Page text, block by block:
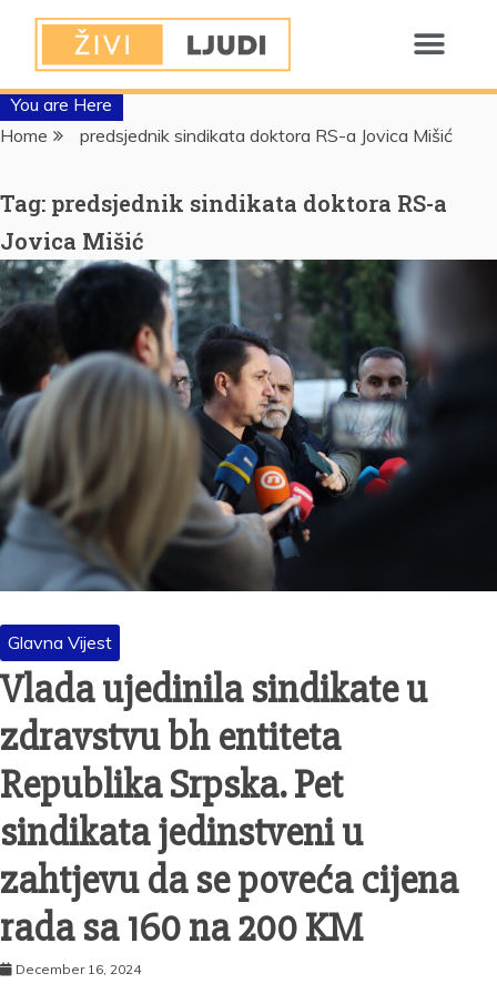
You are Here
Home
predsjednik sindikata doktora RS-a Jovica Mišić
Tag: predsjednik sindikata doktora RS-a
Jovica Mišić
Glavna Vijest
Vlada ujedinila sindikate u
zdravstvu bh entiteta
Republika Srpska. Pet
sindikata jedinstveni u
zahtjevu da se poveća cijena
rada sa 160 na 200 KM
December 16, 2024